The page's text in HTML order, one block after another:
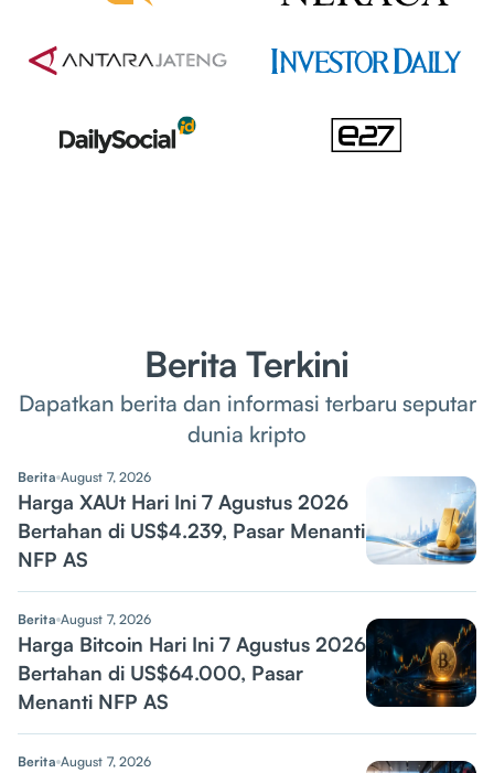
Berita Terkini
Dapatkan berita dan informasi terbaru seputar
dunia kripto
Berita August 7, 2026
Harga XAUt Hari Ini 7 Agustus 2026
Bertahan di US$4.239, Pasar Menanti
NFP AS
Berita August 7, 2026
Harga Bitcoin Hari Ini 7 Agustus 2026
Bertahan di US$64.000, Pasar
Menanti NFP AS
Berita August 7, 2026